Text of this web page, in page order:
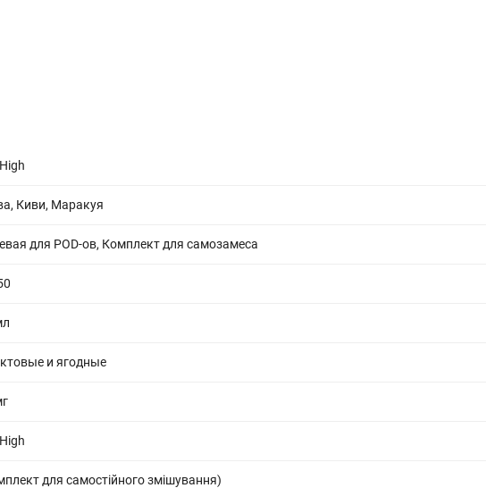
Киви, Маракуя
для POD-ов, Комплект для самозамеса
и ягодные
для самостійного змішування)